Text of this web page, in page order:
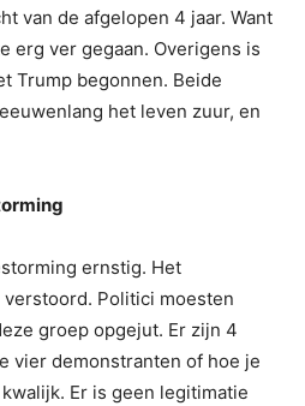
van de afgelopen 4 jaar. Want
erg ver gegaan. Overigens is
Trump begonnen. Beide
het leven zuur, en
ernstig. Het
Politici moesten
groep opgejut. Er zijn 4
vier demonstranten of hoe je
Er is geen legitimatie